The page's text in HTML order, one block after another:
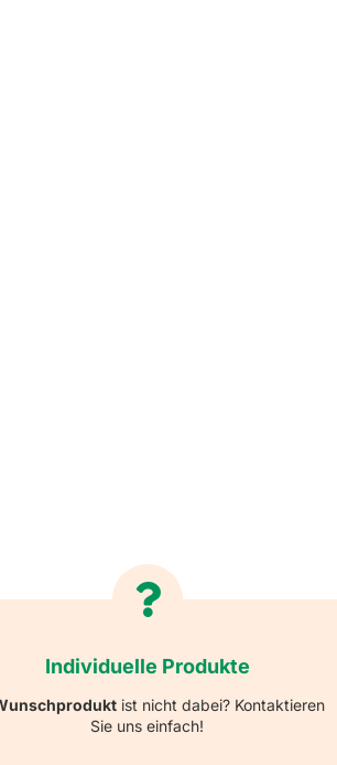
Individuelle Produkte
ist nicht dabei? Kontaktieren
Sie uns einfach!